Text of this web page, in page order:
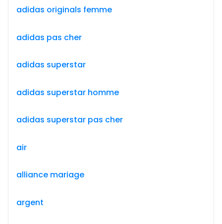
adidas originals femme
adidas pas cher
adidas superstar
adidas superstar homme
adidas superstar pas cher
air
alliance mariage
argent